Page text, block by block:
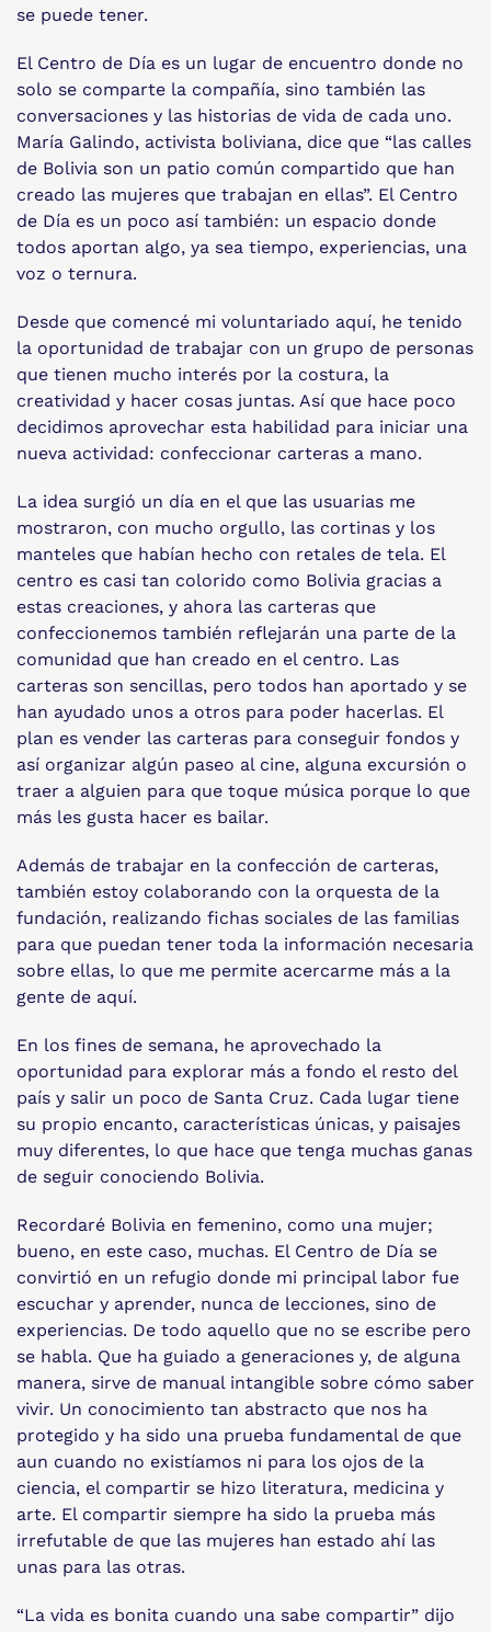
se puede tener.
El Centro de Día es un lugar de encuentro donde no
solo se comparte la compañía, sino también las
conversaciones y las historias de vida de cada uno.
María Galindo, activista boliviana, dice que “las calles
de Bolivia son un patio común compartido que han
creado las mujeres que trabajan en ellas”. El Centro
de Día es un poco así también: un espacio donde
todos aportan algo, ya sea tiempo, experiencias, una
voz o ternura.
Desde que comencé mi voluntariado aquí, he tenido
la oportunidad de trabajar con un grupo de personas
que tienen mucho interés por la costura, la
creatividad y hacer cosas juntas. Así que hace poco
decidimos aprovechar esta habilidad para iniciar una
nueva actividad: confeccionar carteras a mano.
La idea surgió un día en el que las usuarias me
mostraron, con mucho orgullo, las cortinas y los
manteles que habían hecho con retales de tela. El
centro es casi tan colorido como Bolivia gracias a
estas creaciones, y ahora las carteras que
confeccionemos también reflejarán una parte de la
comunidad que han creado en el centro. Las
carteras son sencillas, pero todos han aportado y se
han ayudado unos a otros para poder hacerlas. El
plan es vender las carteras para conseguir fondos y
así organizar algún paseo al cine, alguna excursión o
traer a alguien para que toque música porque lo que
más les gusta hacer es bailar.
Además de trabajar en la confección de carteras,
también estoy colaborando con la orquesta de la
fundación, realizando fichas sociales de las familias
para que puedan tener toda la información necesaria
sobre ellas, lo que me permite acercarme más a la
gente de aquí.
En los fines de semana, he aprovechado la
oportunidad para explorar más a fondo el resto del
país y salir un poco de Santa Cruz. Cada lugar tiene
su propio encanto, características únicas, y paisajes
muy diferentes, lo que hace que tenga muchas ganas
de seguir conociendo Bolivia.
Recordaré Bolivia en femenino, como una mujer;
bueno, en este caso, muchas. El Centro de Día se
convirtió en un refugio donde mi principal labor fue
escuchar y aprender, nunca de lecciones, sino de
experiencias. De todo aquello que no se escribe pero
se habla. Que ha guiado a generaciones y, de alguna
manera, sirve de manual intangible sobre cómo saber
vivir. Un conocimiento tan abstracto que nos ha
protegido y ha sido una prueba fundamental de que
aun cuando no existíamos ni para los ojos de la
ciencia, el compartir se hizo literatura, medicina y
arte. El compartir siempre ha sido la prueba más
irrefutable de que las mujeres han estado ahí las
unas para las otras.
“La vida es bonita cuando una sabe compartir” dijo